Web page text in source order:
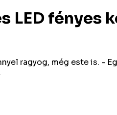
LED fényes
ragyog, még este is. -